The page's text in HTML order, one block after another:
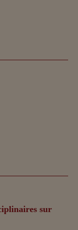
sur